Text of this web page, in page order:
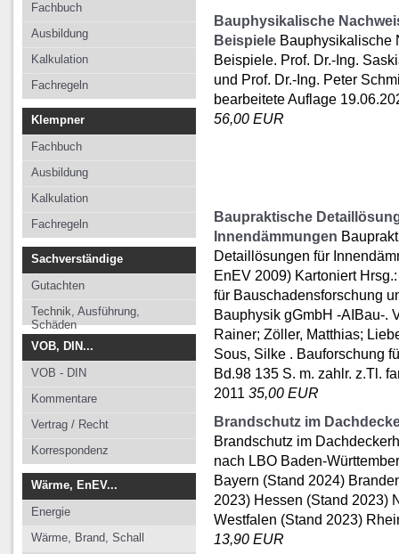
Fachbuch
Ausbildung
Kalkulation
Fachregeln
Klempner
Fachbuch
Ausbildung
Kalkulation
Fachregeln
Sachverständige
Gutachten
Technik, Ausführung,
Schäden
VOB, DIN...
VOB - DIN
Kommentare
Vertrag / Recht
Korrespondenz
Wärme, EnEV...
Energie
Wärme, Brand, Schall
Bauphysikalische
Beispiele Bauphysikalische
Beispiele. Prof. Dr.-Ing.
und Prof. Dr.-Ing. Peter
bearbeitete Auflage
56,00 EUR
Baupraktische
Innendämmungen
Detaillösungen für
EnEV 2009) Kartoniert
für Bauschadensforschung
Bauphysik gGmbH -AIBau-.
Rainer; Zöller, Matthias;
Sous, Silke . Bauforschung
Bd.98 135 S. m. zahlr. z.Tl.
2011 35,00 EUR
Brandschutz im
Brandschutz im
nach LBO Baden-
Bayern (Stand 2024)
2023) Hessen (Stand 2023)
Westfalen (Stand 2023)
13,90 EUR